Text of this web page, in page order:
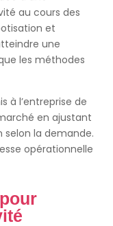
au cours des
et
une
les méthodes
à l’entreprise de
en ajustant
la demande.
opérationnelle